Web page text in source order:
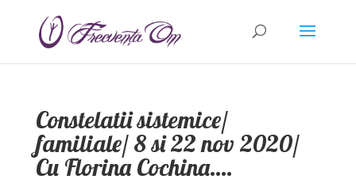
Constelatii sistemice/
familiale/ 8 si 22 nov 2020/
Cu Florina Cochina….